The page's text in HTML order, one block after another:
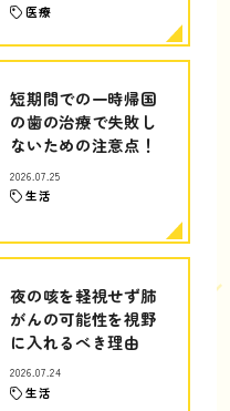
医療
短期間での一時帰国
の歯の治療で失敗し
ないための注意点！
2026.07.25
生活
夜の咳を軽視せず肺
がんの可能性を視野
に入れるべき理由
2026.07.24
生活